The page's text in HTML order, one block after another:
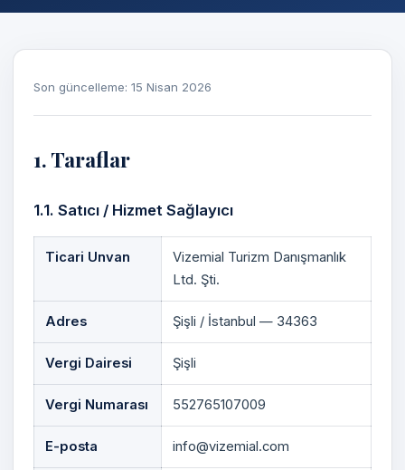
Son güncelleme: 15 Nisan 2026
1. Taraflar
1.1. Satıcı / Hizmet Sağlayıcı
Ticari Unvan
Vizemial Turizm Danışmanlık
Ltd. Şti.
Adres Şişli / İstanbul — 34363
Vergi Dairesi Şişli
Vergi Numarası 552765107009
E-posta info@vizemial.com